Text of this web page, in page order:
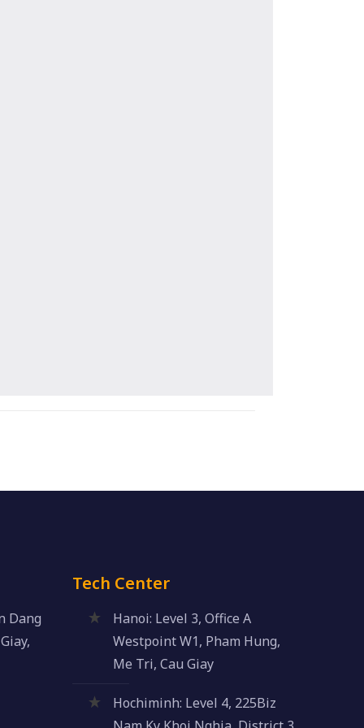
Dang
Tech Center
Hanoi: Level 3, Office A
Westpoint W1, Pham Hung,
Me Tri, Cau Giay
Hochiminh: Level 4, 225Biz